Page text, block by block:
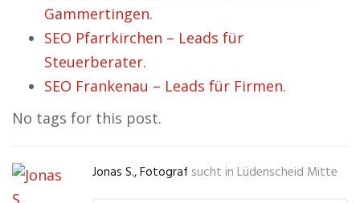
Gammertingen.
SEO Pfarrkirchen – Leads für
Steuerberater.
SEO Frankenau – Leads für Firmen.
No tags for this post.
Jonas S., Fotograf sucht in Lüdenscheid Mitte